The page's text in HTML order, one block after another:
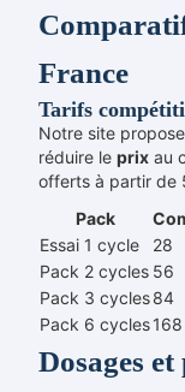
France
Tarifs
Notre site
réduire le prix au
offerts à partir de
Pack
Essai 1 cycle
28
Pack 2 cycles 56
Pack 3 cycles84
Pack 6 cycles168
Dosages